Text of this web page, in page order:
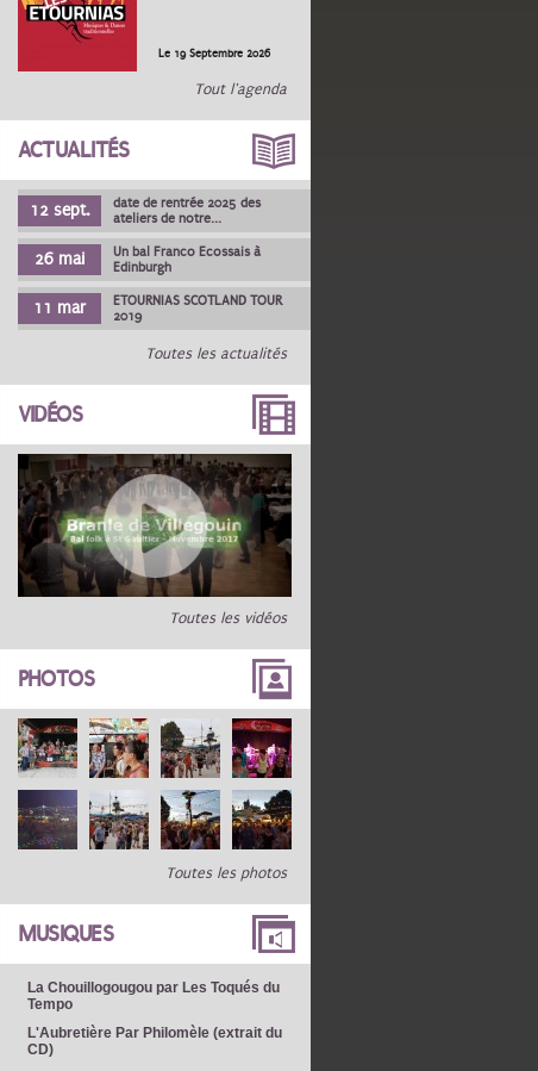
Le 19 Septembre 2026
Tout l'agenda
ACTUALITÉS
12 sept.
date de rentrée 2025 des
ateliers de notre...
26 mai
Un bal Franco Ecossais à
Edinburgh
11 mar
ETOURNIAS SCOTLAND TOUR
2019
Toutes les actualités
VIDÉOS
Toutes les vidéos
PHOTOS
Toutes les photos
MUSIQUES
La Chouillogougou par Les Toqués du
Tempo
L'Aubretière Par Philomèle (extrait du
CD)